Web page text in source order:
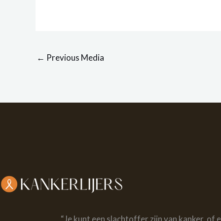
← Previous Media
“Je kunt een slachtoffer zijn van kanker, of